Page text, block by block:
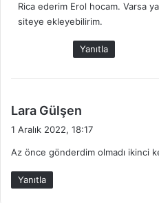
i
k
Rica ederim Erol hocam. Varsa
siteye ekleyebilirim.
Yanıtla
Lara Gülşen
i
1 Aralık 2022, 18:17
Az önce gönderdim olmadı ikinci
Yanıtla